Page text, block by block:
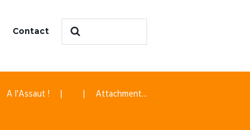
Contact
A l'Assaut ! Attachment...